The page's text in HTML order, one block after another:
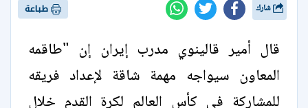
طباعة
قال أمير قالينوي مدرب إيران إن "طاقمه
المعاون سيواجه مهمة شاقة لإعداد فريقه